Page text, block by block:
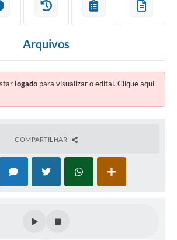
Arquivos
logado para visualizar o edital. Clique aqui
COMPARTILHAR